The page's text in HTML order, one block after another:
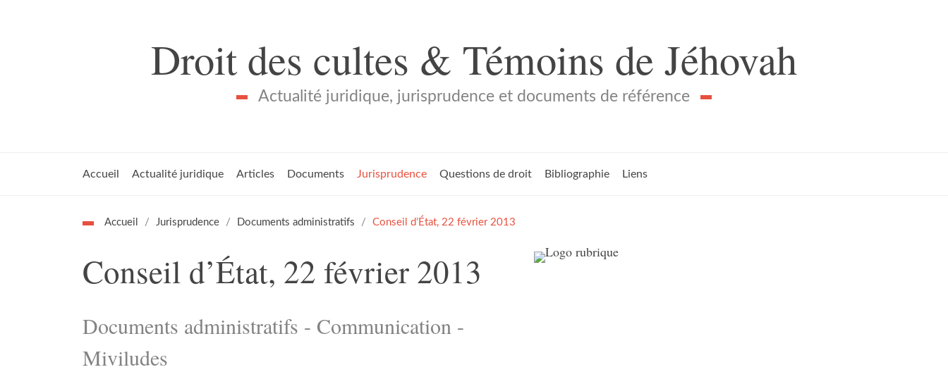
Droit des cultes & Témoins de Jéhovah
Actualité juridique, jurisprudence et documents de référence
Accueil Actualité juridique Articles Documents Jurisprudence Questions de droit Bibliographie Liens
Accueil Jurisprudence Documents administratifs Conseil d’État, 22 février 2013
Conseil d’État, 22 février 2013
Documents administratifs - Communication -
Miviludes